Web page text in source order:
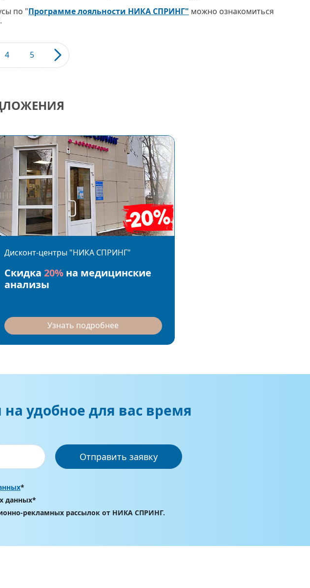
по "Программе лояльности НИКА СПРИНГ" можно ознакомиться
4 5
Дисконт-центры "НИКА СПРИНГ"
Скидка 20% на медицинские
анализы
Узнать подробнее
удобное для вас время
Отправить заявку
*
данных*
рекламных рассылок от НИКА СПРИНГ.